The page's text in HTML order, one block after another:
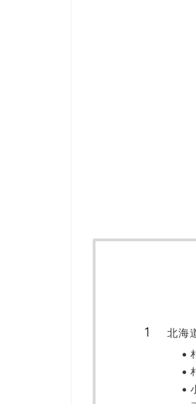
北海